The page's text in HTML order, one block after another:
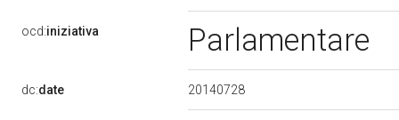
ocd:iniziativa Parlamentare
dc:date 20140728